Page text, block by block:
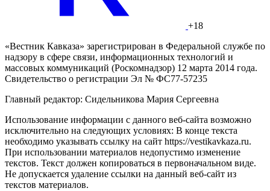
+18
«Вестник Кавказа» зарегистрирован в Федеральной службе по
надзору в сфере связи, информационных технологий и
массовых коммуникаций (Роскомнадзор) 12 марта 2014 года.
Свидетельство о регистрации Эл № ФС77-57235
Главный редактор: Сидельникова Мария Сергеевна
Использование информации с данного веб-сайта возможно
исключительно на следующих условиях: В конце текста
необходимо указывать ссылку на сайт https://vestikavkaza.ru.
При использовании материалов недопустимо изменение
текстов. Текст должен копироваться в первоначальном виде.
Не допускается удаление ссылки на данный веб-сайт из
текстов материалов.